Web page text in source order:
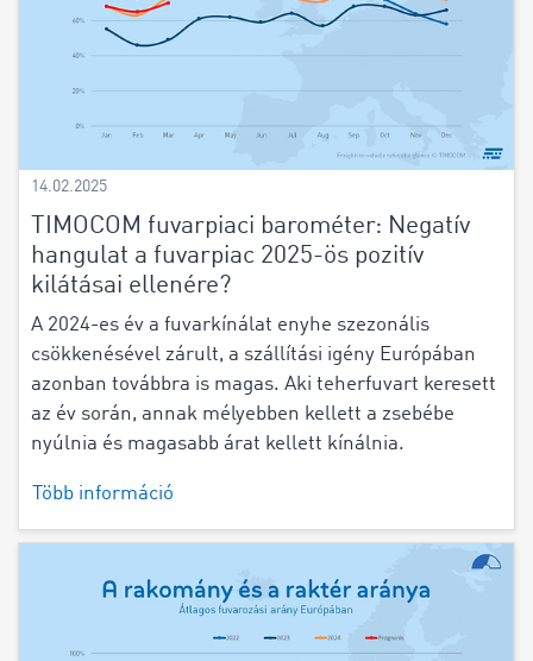
14.02.2025
TIMOCOM fuvarpiaci barométer: Negatív
hangulat a fuvarpiac 2025-ös pozitív
kilátásai ellenére?
A 2024-es év a fuvarkínálat enyhe szezonális
csökkenésével zárult, a szállítási igény Európában
azonban továbbra is magas. Aki teherfuvart keresett
az év során, annak mélyebben kellett a zsebébe
nyúlnia és magasabb árat kellett kínálnia.
Több információ